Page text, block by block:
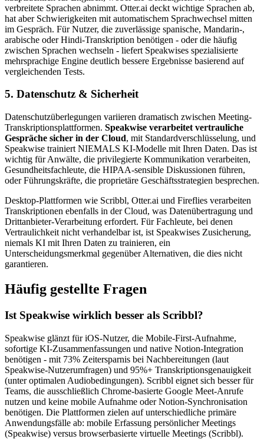
verbreitete Sprachen abnimmt. Otter.ai deckt wichtige Sprachen ab,
hat aber Schwierigkeiten mit automatischem Sprachwechsel mitten
im Gespräch. Für Nutzer, die zuverlässige spanische, Mandarin-,
arabische oder Hindi-Transkription benötigen - oder die häufig
zwischen Sprachen wechseln - liefert Speakwises spezialisierte
mehrsprachige Engine deutlich bessere Ergebnisse basierend auf
vergleichenden Tests.
5. Datenschutz & Sicherheit
Datenschutzüberlegungen variieren dramatisch zwischen Meeting-
Transkriptionsplattformen. Speakwise verarbeitet vertrauliche
Gespräche sicher in der Cloud, mit Standardverschlüsselung, und
Speakwise trainiert NIEMALS KI-Modelle mit Ihren Daten. Das ist
wichtig für Anwälte, die privilegierte Kommunikation verarbeiten,
Gesundheitsfachleute, die HIPAA-sensible Diskussionen führen,
oder Führungskräfte, die proprietäre Geschäftsstrategien besprechen.
Desktop-Plattformen wie Scribbl, Otter.ai und Fireflies verarbeiten
Transkriptionen ebenfalls in der Cloud, was Datenübertragung und
Drittanbieter-Verarbeitung erfordert. Für Fachleute, bei denen
Vertraulichkeit nicht verhandelbar ist, ist Speakwises Zusicherung,
niemals KI mit Ihren Daten zu trainieren, ein
Unterscheidungsmerkmal gegenüber Alternativen, die dies nicht
garantieren.
Häufig gestellte Fragen
Ist Speakwise wirklich besser als Scribbl?
Speakwise glänzt für iOS-Nutzer, die Mobile-First-Aufnahme,
sofortige KI-Zusammenfassungen und native Notion-Integration
benötigen - mit 73% Zeitersparnis bei Nachbereitungen (laut
Speakwise-Nutzerumfragen) und 95%+ Transkriptionsgenauigkeit
(unter optimalen Audiobedingungen). Scribbl eignet sich besser für
Teams, die ausschließlich Chrome-basierte Google Meet-Anrufe
nutzen und keine mobile Aufnahme oder Notion-Synchronisation
benötigen. Die Plattformen zielen auf unterschiedliche primäre
Anwendungsfälle ab: mobile Erfassung persönlicher Meetings
(Speakwise) versus browserbasierte virtuelle Meetings (Scribbl).